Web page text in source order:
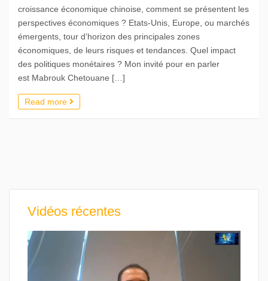
croissance économique chinoise, comment se présentent les
perspectives économiques ? Etats-Unis, Europe, ou marchés
émergents, tour d’horizon des principales zones
économiques, de leurs risques et tendances. Quel impact
des politiques monétaires ? Mon invité pour en parler
est Mabrouk Chetouane […]
Read more
Vidéos récentes